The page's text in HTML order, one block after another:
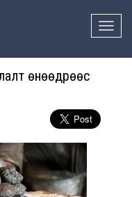
Toggle
өнөөдрөөс